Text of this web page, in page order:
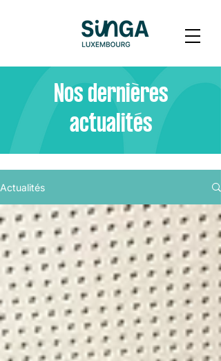
Nos dernières
actualités
Actualités